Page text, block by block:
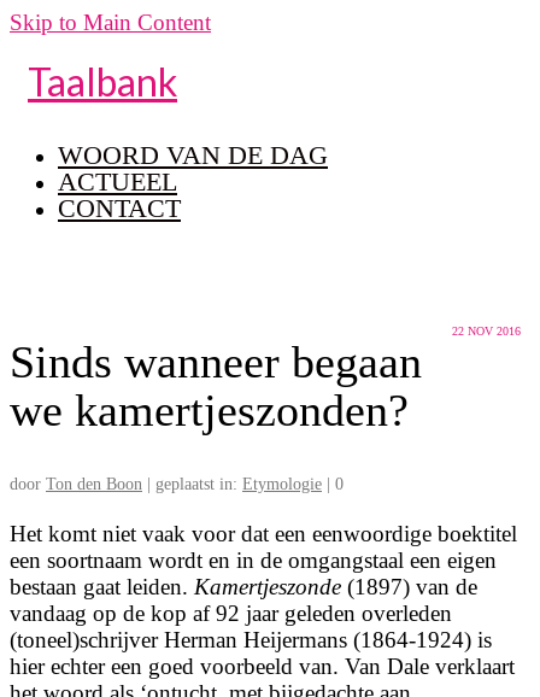
Skip to Main Content
Taalbank
WOORD VAN DE DAG
ACTUEEL
CONTACT
22 NOV 2016
Sinds wanneer begaan
we kamertjeszonden?
door Ton den Boon geplaatst in: Etymologie 0
Het komt niet vaak voor dat een eenwoordige boektitel
een soortnaam wordt en in de omgangstaal een eigen
bestaan gaat leiden. Kamertjeszonde (1897) van de
vandaag op de kop af 92 jaar geleden overleden
(toneel)schrijver Herman Heijermans (1864-1924) is
hier echter een goed voorbeeld van. Van Dale verklaart